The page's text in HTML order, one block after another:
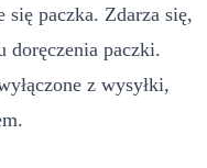
paczka. Zdarza się,
doręczenia paczki.
z wysyłki,